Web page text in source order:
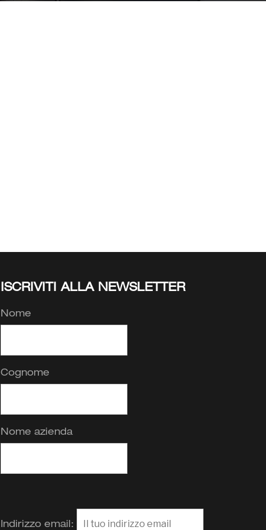
ISCRIVITI ALLA NEWSLETTER
Nome
Cognome
Nome azienda
Indirizzo email: